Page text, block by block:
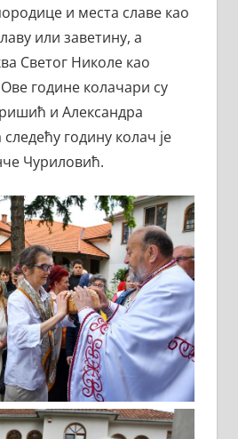
и места славе као
или заветину, а
Светог Николе као
године колачари су
и Александра
годину колач је
Чуриловић.